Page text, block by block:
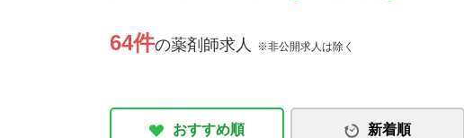
64件の薬剤師求人 ※非公開求人は除く
おすすめ順 新着順